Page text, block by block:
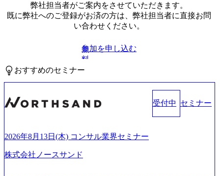
弊社担当者がご案内をさせていただきます。
既に弊社へのご登録がお済の方は、弊社担当者に直接お問
い合わせください。
無
料
参加を申し込む
おすすめのセミナー
受付中 セミナー
2026年8月13日(木) コンサル業界セミナー
株式会社ノースサンド